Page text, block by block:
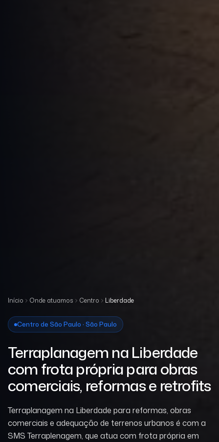
Início Onde atuamos Centro Liberdade
Centro de São Paulo · São Paulo
Terraplanagem na Liberdade
com frota própria para obras
comerciais, reformas e retrofits
Terraplanagem na Liberdade para reformas, obras
comerciais e adequação de terrenos urbanos é com a
SMS Terraplenagem, que atua com frota própria em